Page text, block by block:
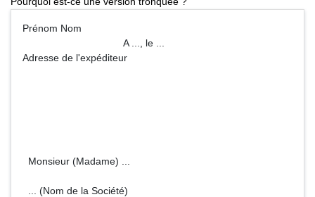
Prénom Nom
A ..., le ...
Adresse de l'expéditeur
Monsieur (Madame) ...
... (Nom de la Société)